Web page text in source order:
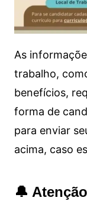
As
trabalho,
benefícios,
forma de
para enviar
acima, caso
🔔